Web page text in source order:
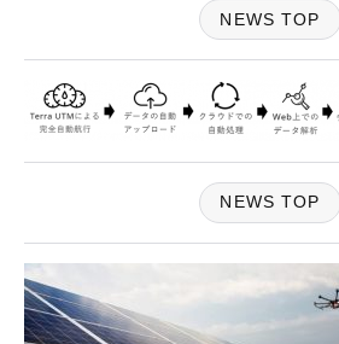
NEWS TOP
NEWS TOP